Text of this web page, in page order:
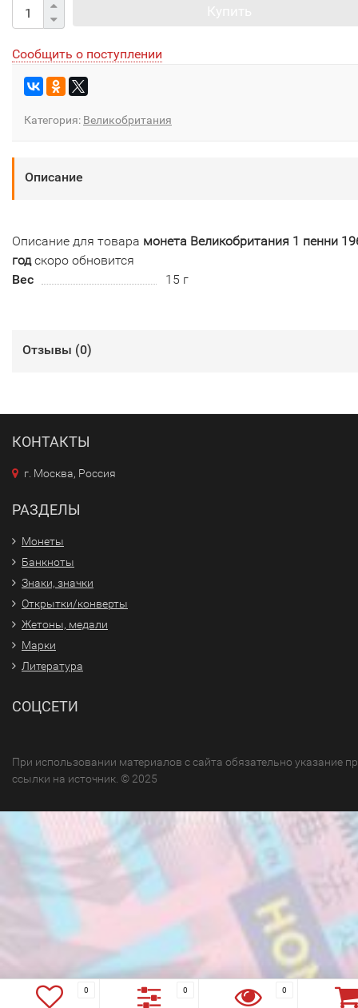
Сообщить о поступлении
Категория: Великобритания
Описание
Описание для товара монета Великобритания 1 пенни
годскоро обновится
Вес
15 г
Отзывы (0)
КОНТАКТЫ
г. Москва, Россия
РАЗДЕЛЫ
Монеты
Банкноты
Знаки, значки
Открытки/конверты
Жетоны, медали
Марки
Литература
СОЦСЕТИ
При использовании материалов с сайта обязательно указание
ссылки на источник. © 2025
0 0 0